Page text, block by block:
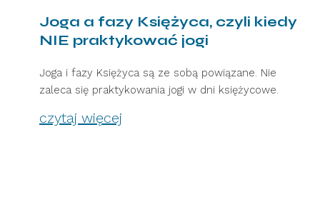
Joga a fazy Księżyca, czyli kiedy
NIE praktykować jogi
Joga i fazy Księżyca są ze sobą powiązane. Nie
zaleca się praktykowania jogi w dni księżycowe.
czytaj więcej